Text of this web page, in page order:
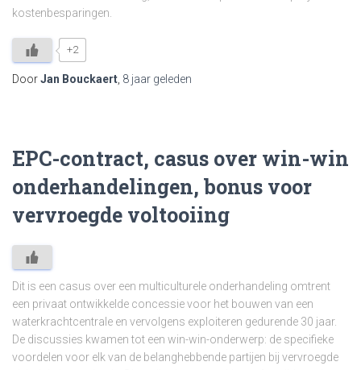
kostenbesparingen.
+2
DoorJan Bouckaert 8 jaar geleden
EPC-contract, casus over win-win
onderhandelingen, bonus voor
vervroegde voltooiing
Dit is een casus over een multiculturele onderhandeling omtrent
een privaat ontwikkelde concessie voor het bouwen van een
waterkrachtcentrale en vervolgens exploiteren gedurende 30 jaar.
De discussies kwamen tot een win-win-onderwerp: de specifieke
voordelen voor elk van de belanghebbende partijen bij vervroegde